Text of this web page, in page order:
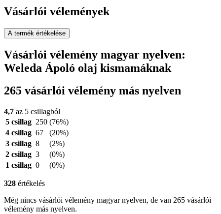
Vásárlói vélemények
A termék értékelése
Vásárlói vélemény magyar nyelven:
Weleda Ápoló olaj kismamáknak
265 vásárlói vélemény más nyelven
4,7 az 5 csillagból
5 csillag 250 (76%)
4 csillag 67
(20%)
3 csillag 8
(2%)
2 csillag 3
(0%)
1 csillag 0 (0%)
328 értékelés
Még nincs vásárlói vélemény magyar nyelven, de van 265 vásárlói
vélemény más nyelven.